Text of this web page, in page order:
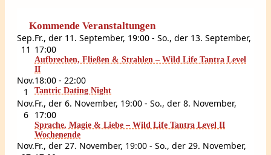
Kommende Veranstaltungen
Sep.
11
Fr., der 11. September, 19:00 - So., der 13. September,
17:00
Aufbrechen, Fließen & Strahlen – Wild Life Tantra Level
II
Nov.
1
18:00 - 22:00
Tantric Dating Night
Nov.
6
Fr., der 6. November, 19:00 - So., der 8. November,
17:00
Sprache, Magie & Liebe – Wild Life Tantra Level II
Wochenende
Nov.Fr., der 27. November, 19:00 - So., der 29. November,